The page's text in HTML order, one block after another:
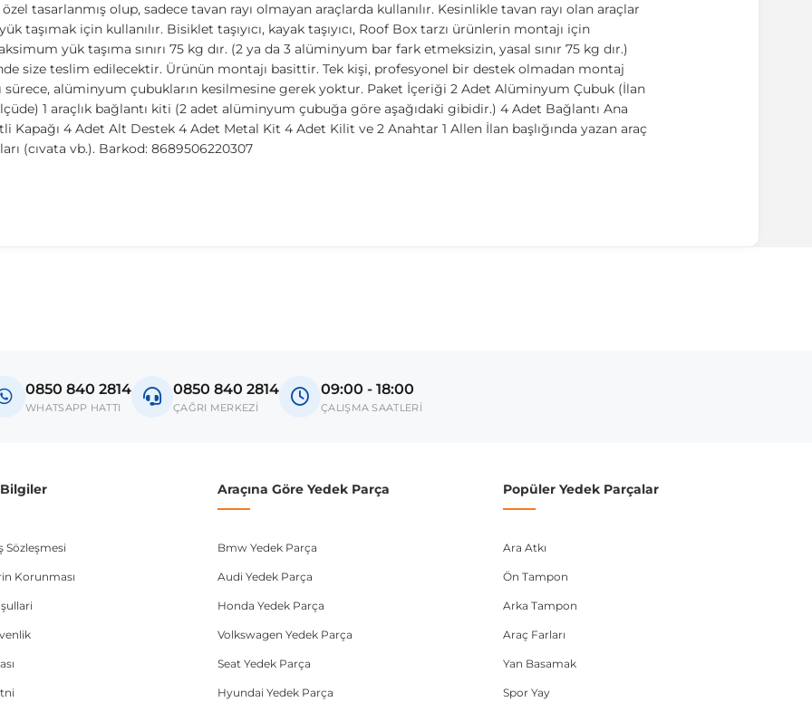
tasarlanmış olup, sadece tavan rayı olmayan araçlarda kullanılır. Kesinlikle tavan rayı olan araçlar
taşımak için kullanılır. Bisiklet taşıyıcı, kayak taşıyıcı, Roof Box tarzı ürünlerin montajı için
yük taşıma sınırı 75 kg dır. (2 ya da 3 alüminyum bar fark etmeksizin, yasal sınır 75 kg dır.)
size teslim edilecektir. Ürünün montajı basittir. Tek kişi, profesyonel bir destek olmadan montaj
sürece, alüminyum çubukların kesilmesine gerek yoktur. Paket İçeriği 2 Adet Alüminyum Çubuk (İlan
1 araçlık bağlantı kiti (2 adet alüminyum çubuğa göre aşağıdaki gibidir.) 4 Adet Bağlantı Ana
Kapağı 4 Adet Alt Destek 4 Adet Metal Kit 4 Adet Kilit ve 2 Anahtar 1 Allen İlan başlığında yazan araç
(cıvata vb.). Barkod: 8689506220307
0850 840 2814
WHATSAPP HATTI
0850 840 2814
ÇAĞRI MERKEZİ
09:00 - 18:00
ÇALIŞMA SAATLERİ
Sözleşmesi
Korunması
Araçına Göre Yedek Parça
Bmw Yedek Parça
Audi Yedek Parça
Honda Yedek Parça
Volkswagen Yedek Parça
Seat Yedek Parça
Hyundai Yedek Parça
Popüler Yedek Parçalar
Ara Atkı
Ön Tampon
Arka Tampon
Araç Farları
Yan Basamak
Spor Yay